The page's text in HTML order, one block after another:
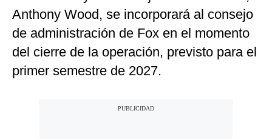
Anthony Wood, se incorporará al consejo
de administración de Fox en el momento
del cierre de la operación, previsto para el
primer semestre de 2027.